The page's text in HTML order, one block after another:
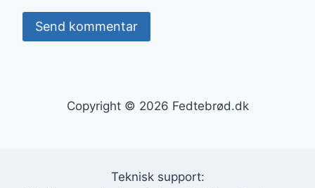
Copyright © 2026 Fedtebrød.dk
Teknisk support: